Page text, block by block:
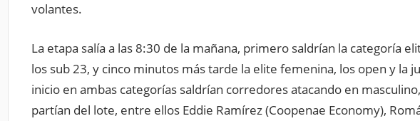
volantes.
La etapa salía a las 8:30 de la mañana, primero saldrían la categoría
los sub 23, y cinco minutos más tarde la elite femenina, los open y la
inicio en ambas categorías saldrían corredores atacando en
partían del lote, entre ellos Eddie Ramírez (Coopenae Economy),